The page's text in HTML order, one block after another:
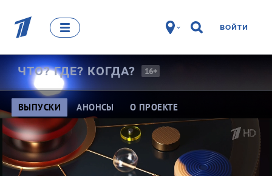
ВОЙТИ
ЧТО? ГДЕ?КОГДА? 16+
ВЫПУСКИ АНОНСЫ О ПРОЕКТЕ